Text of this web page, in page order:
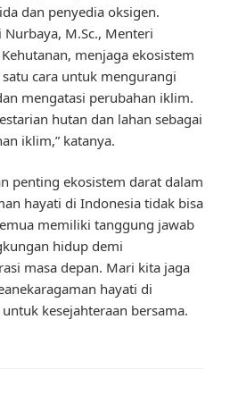
dan penyedia oksigen.
M.Sc., Menteri
menjaga ekosistem
cara untuk mengurangi
mengatasi perubahan iklim.
hutan dan lahan sebagai
iklim,” katanya.
penting ekosistem darat dalam
hayati di Indonesia tidak bisa
memiliki tanggung jawab
hidup demi
masa depan. Mari kita jaga
hayati di
kesejahteraan bersama.